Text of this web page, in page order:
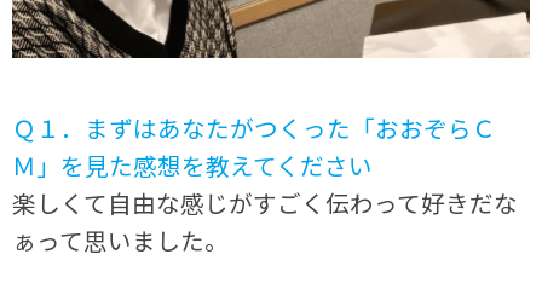
Ｑ１．まずはあなたがつくった「おおぞらＣ
Ｍ」を見た感想を教えてください
楽しくて自由な感じがすごく伝わって好きだな
ぁって思いました。